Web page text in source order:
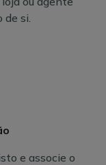
de si.
e associe o